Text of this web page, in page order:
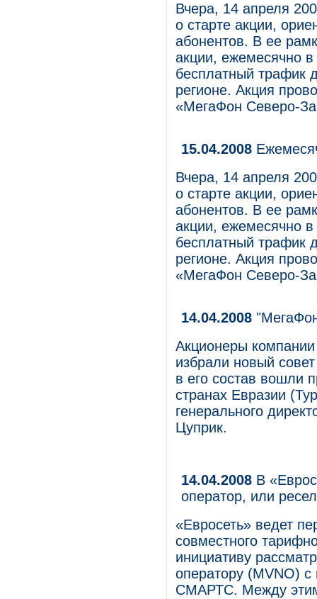
Вчера, 14 апреля
о старте акции,
абонентов. В ее
акции, ежемесячно в
бесплатный трафик
регионе. Акция
«МегаФон Северо-
15.04.2008
Вчера, 14 апреля
о старте акции,
абонентов. В ее
акции, ежемесячно в
бесплатный трафик
регионе. Акция
«МегаФон Северо-
14.04.2008
Акционеры
избрали новый
в его состав вошли
странах Евразии
генерального
Цуприк.
14.04.2008 В
оператор, или
«Евросеть» ведет
совместного
инициативу
оператору (MVNO)
СМАРТС. Между